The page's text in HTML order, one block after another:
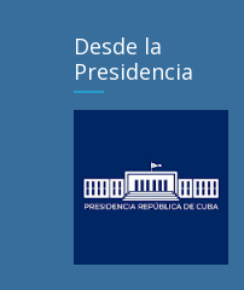
Desde la
Presidencia